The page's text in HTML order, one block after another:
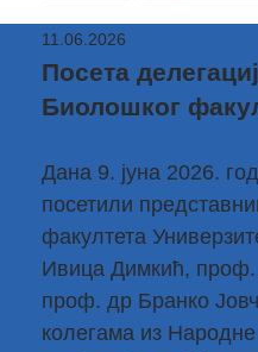
11.06.2026
Посета
Биолошког
Дана 9. јуна 2026.
посетили
факултета
Ивица Димкић,
проф. др Бранко
колегама из